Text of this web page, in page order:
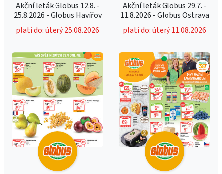
Akční leták Globus 12.8. -
25.8.2026 - Globus Havířov
platí do: úterý 25.08.2026
Akční leták Globus 29.7. -
11.8.2026 - Globus Ostrava
platí do: úterý 11.08.2026